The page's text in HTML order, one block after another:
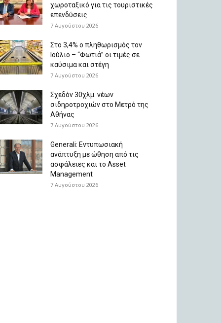
χωροταξικό για τις τουριστικές
επενδύσεις
7 Αυγούστου 2026
Στο 3,4% ο πληθωρισμός τον
Ιούλιο – “Φωτιά” οι τιμές σε
καύσιμα και στέγη
7 Αυγούστου 2026
Σχεδόν 30χλμ. νέων
σιδηροτροχιών στο Μετρό της
Αθήνας
7 Αυγούστου 2026
Generali: Eντυπωσιακή
ανάπτυξη με ώθηση από τις
ασφάλειες και το Asset
Management
7 Αυγούστου 2026